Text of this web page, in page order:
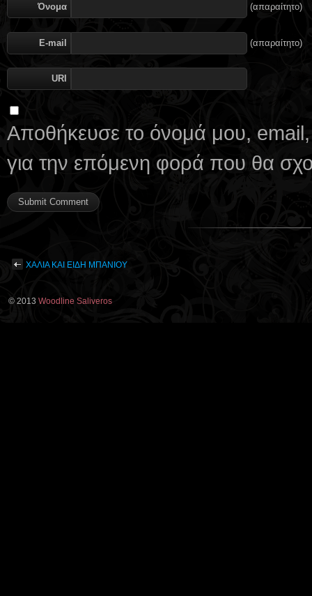
Όνομα (απαραίτητο)
E-mail (απαραίτητο)
URI
Αποθήκευσε το όνομά μου, email,
για την επόμενη φορά που θα
ΧΑΛΙΑ ΚΑΙ ΕΙΔΗ ΜΠΑΝΙΟΥ
© 2013 Woodline Saliveros